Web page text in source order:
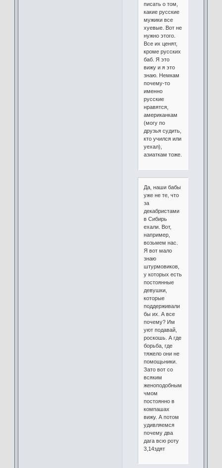
писать о том,
какие русские
мужики все
хуевые. Вот не
нужно этого.
Все их ценят,
кроме русских
баб. Я это
вижу и я это
знаю. Немкам
почему-то
именно
русские
нравятся,
американкам
(могу по
друзья судить,
кто учился или
уехал),
азиаткам тоже.
Да, наши бабы
уже не те, что
за
декабристами
в Сибирь
ехали. Вот,
например,
возьмем нас.
Я вот мало
знаю
штурмовиков,
у которых есть
постоянные
девушки,
которые
поддерживали
бы их. А все
почему? Им
уют подавай,
роскошь. А где
борьба, где
тяжело они не
помощьники.
Зато вот со
всяким
женоподобным
чмом
постоянно в
компашах
вижу. А потом
удивляемся
почему два
дага всю роту
3,14здят